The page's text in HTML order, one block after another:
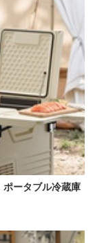
ポータブル冷蔵庫